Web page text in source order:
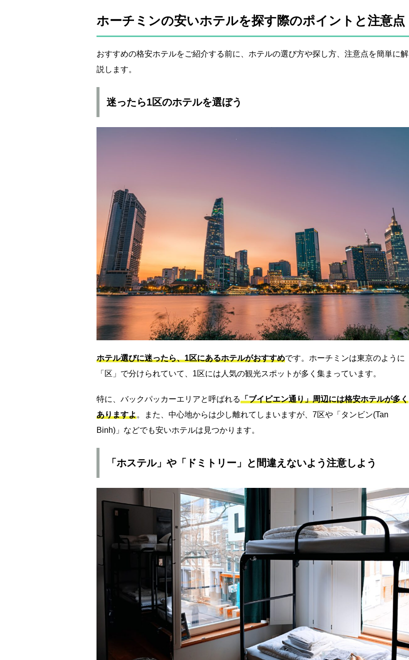
ホーチミンの安いホテルを探す際のポイントと注意点
おすすめの格安ホテルをご紹介する前に、ホテルの選び方や探し方、注意点を簡単に解
説します。
迷ったら1区のホテルを選ぼう
ホテル選びに迷ったら、1区にあるホテルがおすすめです。ホーチミンは東京のように
「区」で分けられていて、1区には人気の観光スポットが多く集まっています。
特に、バックパッカーエリアと呼ばれる「ブイビエン通り」周辺には格安ホテルが多く
ありますよ。また、中心地からは少し離れてしまいますが、7区や「タンビン(Tan
Binh)」などでも安いホテルは見つかります。
「ホステル」や「ドミトリー」と間違えないよう注意しよう